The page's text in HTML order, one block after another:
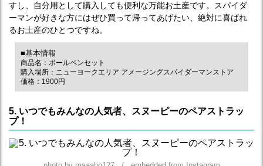
すし、自分用として購入しても便利な万能お土産です。スパイダ
ーマンが好きな方にはぜひ買って帰ってあげたい、絶対に喜ばれ
るお土産のひとつですね。
■基本情報
商品名：ボールペンセット
購入場所：ニューヨークエリア アメージングスパイダーマンストア
価格：1900円
5. いつでもみんなの人気者、スヌーピーのペアストラッ
プ！